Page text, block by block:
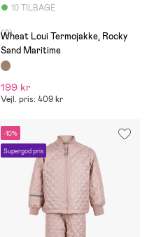
10 TILBAGE
(0)
Wheat Loui Termojakke, Rocky
Sand Maritime
199 kr
Vejl. pris: 409 kr
-10%
Supergod pris